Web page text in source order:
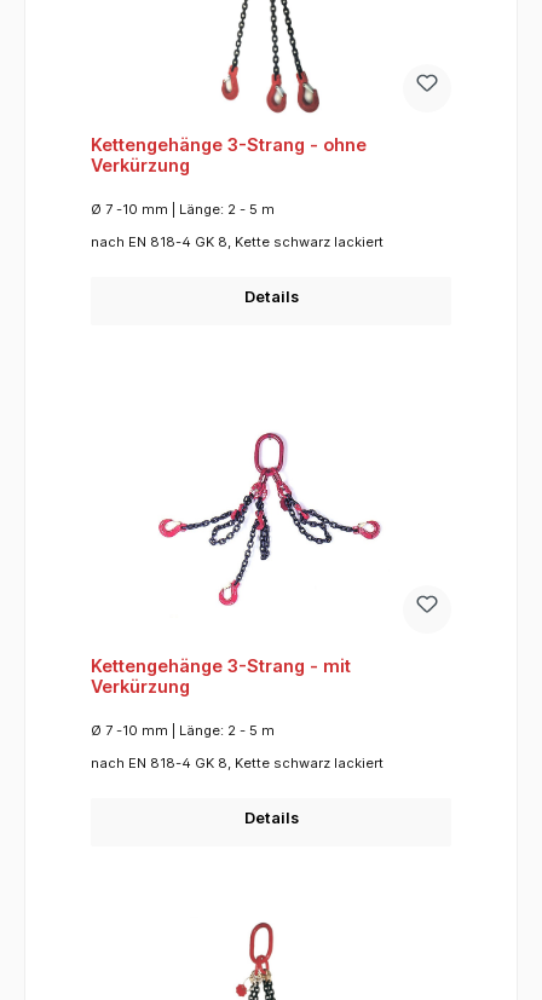
Kettengehänge 3-Strang - ohne
Verkürzung
Ø 7 -10 mm | Länge: 2 - 5 m
nach EN 818-4 GK 8, Kette schwarz lackiert
Details
Kettengehänge 3-Strang - mit
Verkürzung
Ø 7 -10 mm | Länge: 2 - 5 m
nach EN 818-4 GK 8, Kette schwarz lackiert
Details